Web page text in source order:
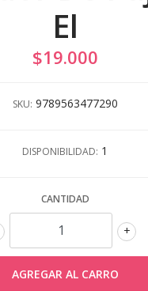
El
$19.000
SKU: 9789563477290
DISPONIBILIDAD: 1
CANTIDAD
+